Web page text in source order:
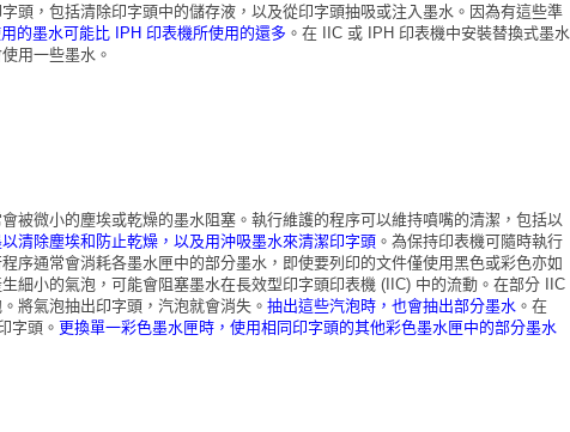
頭，包括清除印字頭中的儲存液，以及從印字頭抽吸或注入墨水。因為有這些準
的墨水可能比 IPH 印表機所使用的還多 。在 IIC 或 IPH 印表機中安裝替換式墨水
用一些墨水。
被微小的塵埃或乾燥的墨水阻塞。執行維護的程序可以維持噴嘴的清潔，包括以
清除塵埃和防止乾燥，以及用沖吸墨水來清潔印字頭 。為保持印表機可隨時執行
序通常會消耗各墨水匣中的部分墨水，即使要列印的文件僅使用黑色或彩色亦如
細小的氣泡，可能會阻塞墨水在長效型印字頭印表機 (IIC) 中的流動。在部分 IIC
將氣泡抽出印字頭，汽泡就會消失。 抽出這些汽泡時，也會抽出部分墨水 。在
字頭。 更換單一彩色墨水匣時，使用相同印字頭的其他彩色墨水匣中的部分墨水